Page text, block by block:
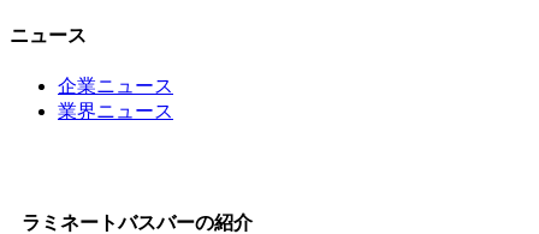
ニュース
企業ニュース
業界ニュース
ラミネートバスバーの紹介